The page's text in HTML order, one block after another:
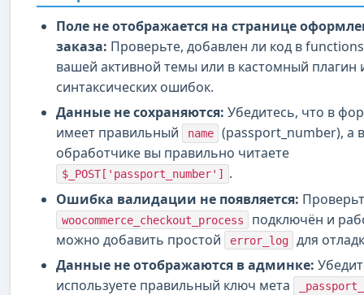
Поле не отображается на странице
заказа: Проверьте, добавлен ли код в
вашей активной темы или в кастомный плагин
синтаксических ошибок.
Данные не сохраняются: Убедитесь, что в
имеет правильный
name
(passport_number), а
обработчике вы правильно читаете
$_POST['passport_number']
.
Ошибка валидации не появляется:
woocommerce_checkout_process
подключён и
можно добавить простой
error_log
для
Данные не отображаются в админке:
используете правильный ключ мета